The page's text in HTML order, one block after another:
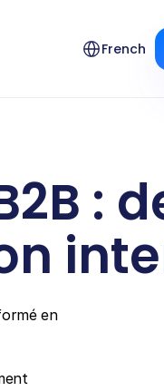
Select Language
French
:
en